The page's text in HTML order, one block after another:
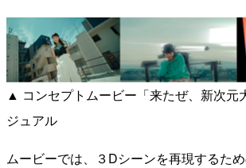
▲ コンセプトムービー「来たぜ、新次元
ジュアル
ムービーでは、３Dシーンを再現するた